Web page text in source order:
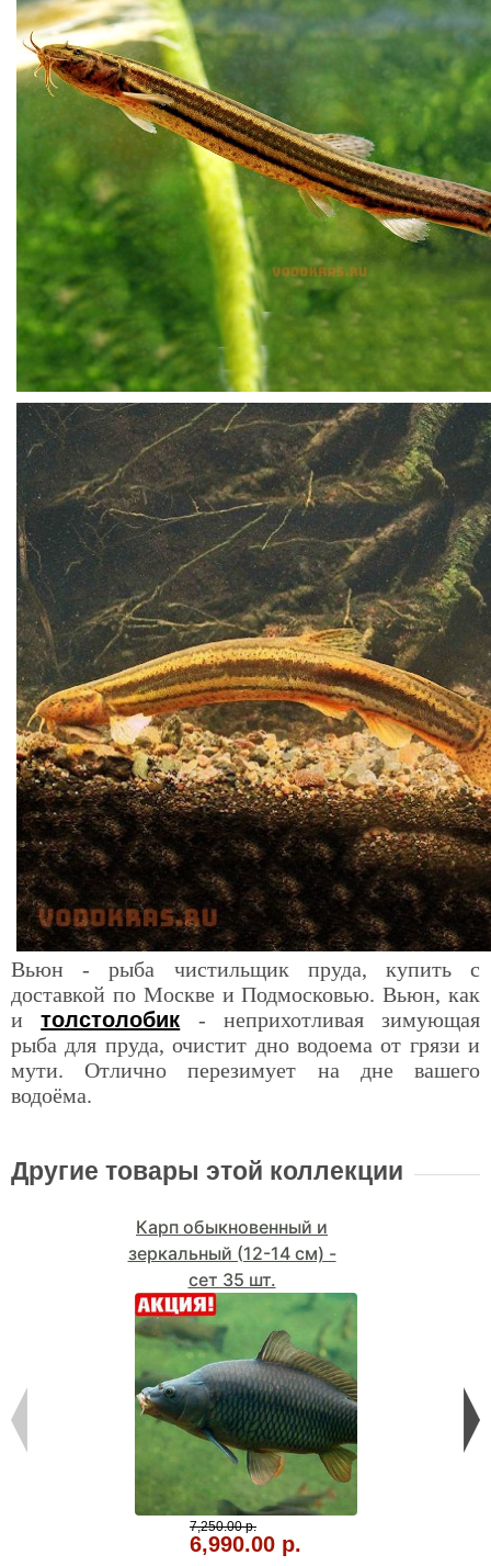
Вьюн - рыба чистильщик пруда, купить с
доставкой по Москве и Подмосковью. Вьюн, как
итолстолобик - неприхотливая зимующая
рыба для пруда, очистит дно водоема от грязи и
мути. Отлично перезимует на дне вашего
водоёма.
Другие товары этой коллекции
Карп обыкновенный и
зеркальный (12-14 см) -
сет 35 шт.
7,250.00 р.
6,990.00 р.